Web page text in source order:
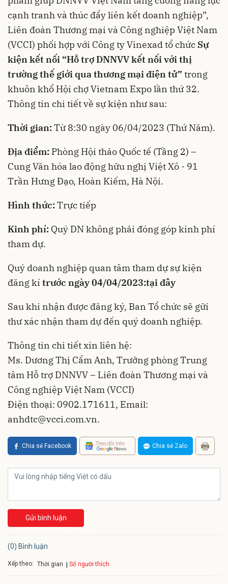
cạnh tranh và thúc đẩy liên kết doanh nghiệp”,
Liên đoàn Thương mại và Công nghiệp Việt Nam
(VCCI) phối hợp với Công ty Vinexad tổ chức Sự
kiện kết nối “Hỗ trợ DNNVV kết nối với thị
trường thế giới qua thương mại điện tử” trong
khuôn khổ Hội chợ Vietnam Expo lần thứ 32.
Thông tin chi tiết về sự kiện như sau:
Thời gian:Từ 8:30 ngày 06/04/2023 (Thứ Năm).
Địa điểm: Phòng Hội thảo Quốc tế (Tầng 2) –
Cung Văn hóa lao động hữu nghị Việt Xô - 91
Trần Hưng Đạo, Hoàn Kiếm, Hà Nội.
Hình thức:Trực tiếp
Kinh phí: Quý DN không phải đóng góp kinh phí
tham dự.
Quý doanh nghiệp quan tâm tham dự sự kiện
đăng kí trước ngày 04/04/2023:tại đây
Sau khi nhận được đăng ký, Ban Tổ chức sẽ gửi
thư xác nhận tham dự đến quý doanh nghiệp.
Thông tin chi tiết xin liên hệ:
Ms. Dương Thị Cẩm Anh, Trưởng phòng Trung
tâm Hỗ trợ DNNVV – Liên đoàn Thương mại và
Công nghiệp Việt Nam (VCCI)
Điện thoại: 0902.171611, Email:
anhdtc@vcci.com.vn.
Chia sẻ Facebook Theo dõi trên Chia sẻ Zalo
Gửi bình luận
(0) Bình luận
Xếp theo: Thời gian Số người thích